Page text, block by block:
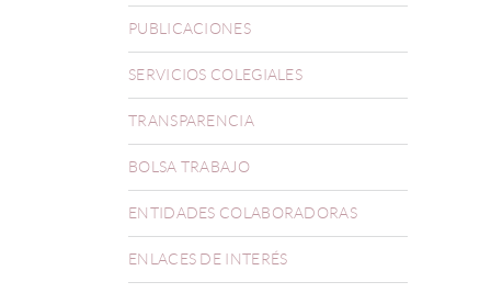
PUBLICACIONES
SERVICIOS COLEGIALES
TRANSPARENCIA
BOLSA TRABAJO
ENTIDADES COLABORADORAS
ENLACES DE INTERÉS